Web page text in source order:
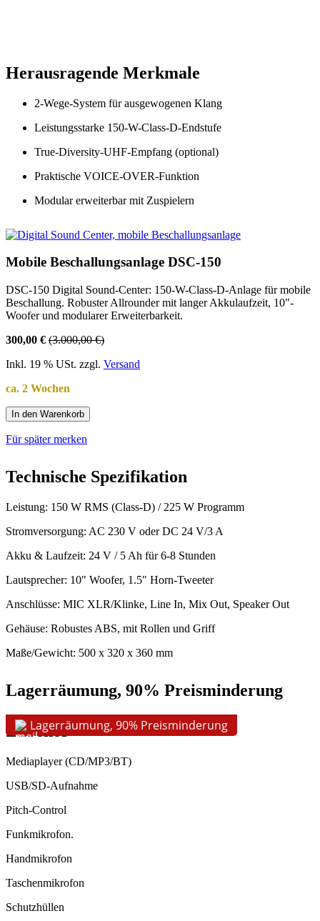
Herausragende Merkmale
2-Wege-System für ausgewogenen Klang
Leistungsstarke 150-W-Class-D-Endstufe
True-Diversity-UHF-Empfang (optional)
Praktische VOICE-OVER-Funktion
Modular erweiterbar mit Zuspielern
Mobile Beschallungsanlage DSC-150
DSC-150 Digital Sound-Center: 150-W-Class-D-Anlage für mobile
Beschallung. Robuster Allrounder mit langer Akkulaufzeit, 10"-
Woofer und modularer Erweiterbarkeit.
300,00 € (3.000,00 €)
Inkl. 19 % USt. zzgl. Versand
ca. 2 Wochen
In den Warenkorb
Für später merken
Technische Spezifikation
Leistung: 150 W RMS (Class-D) / 225 W Programm
Stromversorgung: AC 230 V oder DC 24 V/3 A
Akku & Laufzeit: 24 V / 5 Ah für 6-8 Stunden
Lautsprecher: 10" Woofer, 1.5" Horn-Tweeter
Anschlüsse: MIC XLR/Klinke, Line In, Mix Out, Speaker Out
Gehäuse: Robustes ABS, mit Rollen und Griff
Maße/Gewicht: 500 x 320 x 360 mm
Lagerräumung, 90% Preisminderung
Lagerräumung, 90% Preisminderung
Zubehör
Mediaplayer (CD/MP3/BT)
USB/SD-Aufnahme
Pitch-Control
Funkmikrofon.
Handmikrofon
Taschenmikrofon
Schutzhüllen